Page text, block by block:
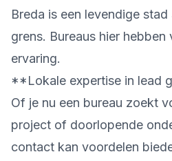
Breda is een levendige
grens. Bureaus hier
ervaring.
**Lokale expertise in lead
Of je nu een bureau zoekt
project of doorlopende
contact kan voordelen